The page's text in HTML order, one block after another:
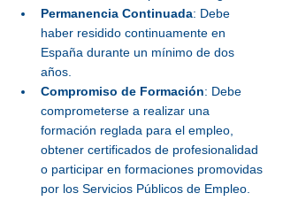
Permanencia Continuada: Debe
haber residido continuamente en
España durante un mínimo de dos
años.
Compromiso de Formación: Debe
comprometerse a realizar una
formación reglada para el empleo,
obtener certificados de profesionalidad
o participar en formaciones promovidas
por los Servicios Públicos de Empleo.